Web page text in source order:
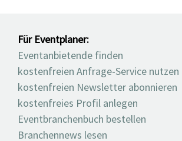
Für Eventplaner:
Eventanbietende finden
kostenfreien Anfrage-Service nutzen
kostenfreien Newsletter abonnieren
kostenfreies Profil anlegen
Eventbranchenbuch bestellen
Branchennews lesen